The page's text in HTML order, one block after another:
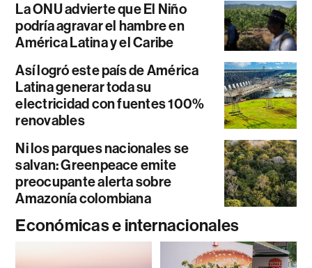
La ONU advierte que El Niño
podría agravar el hambre en
América Latina y el Caribe
Así logró este país de América
Latina generar toda su
electricidad con fuentes 100%
renovables
Ni los parques nacionales se
salvan: Greenpeace emite
preocupante alerta sobre
Amazonía colombiana
Económicas e internacionales